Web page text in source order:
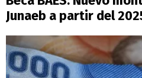
Junaeb a partir del